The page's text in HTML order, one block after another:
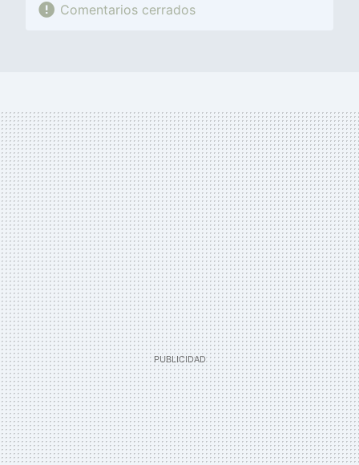
Comentarios cerrados